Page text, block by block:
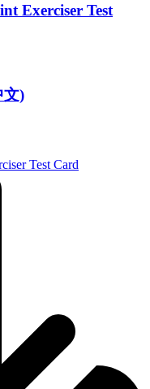
Exerciser Test
文)
Test Card